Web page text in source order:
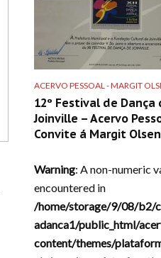
ACERVO PESSOAL - MARGIT
12º Festival de Dança
Joinville – Acervo
Convite á Margit
Warning: A non-numeric
encountered in
/home/storage/9/08/b2/
adanca1/public_html/
content/themes/